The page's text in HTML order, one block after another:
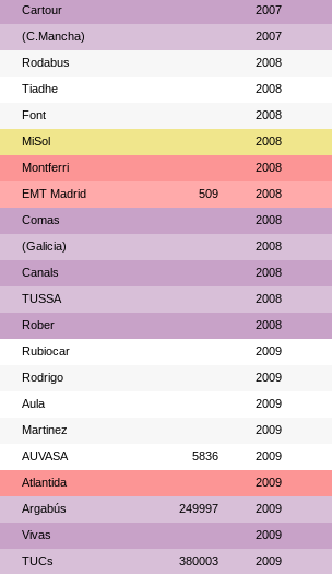
Cartour 2007
(C.Mancha) 2007
Rodabus 2008
Tiadhe 2008
Font 2008
MiSol 2008
Montferri 2008
EMT Madrid 509 2008
Comas 2008
(Galicia) 2008
Canals 2008
TUSSA 2008
Rober 2008
Rubiocar 2009
Rodrigo 2009
Aula 2009
Martinez 2009
AUVASA 5836 2009
Atlantida 2009
Argabús 249997 2009
Vivas 2009
TUCs 380003 2009